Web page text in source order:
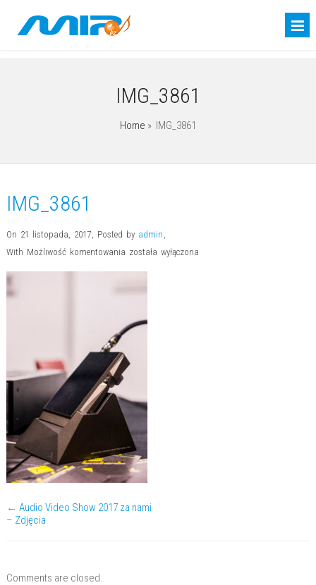
IMG_3861
Home » IMG_3861
IMG_3861
On 21 listopada, 2017, Posted by admin ,
With Możliwość komentowania IMG_3861
została wyłączona
← Audio Video Show 2017 za nami
– Zdjęcia
Comments are closed.